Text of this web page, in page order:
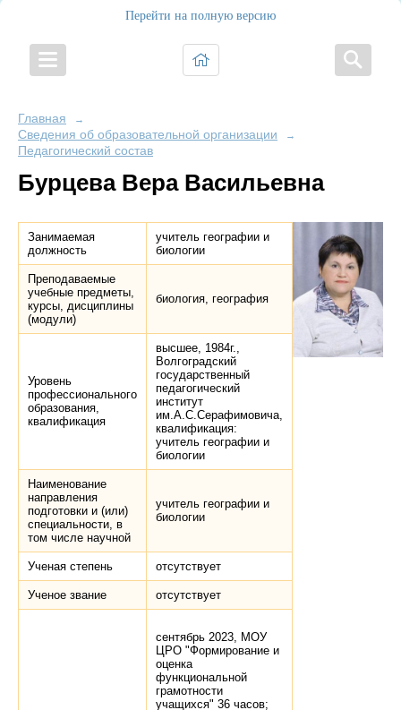
Перейти на полную версию
Главная →
Сведения об образовательной организации →
Педагогический состав
Бурцева Вера Васильевна
Занимаемая
должность
учитель географии и
биологии
Преподаваемые
учебные предметы,
курсы, дисциплины
(модули)
биология, география
Уровень
профессионального
образования,
квалификация
высшее, 1984г.,
Волгоградский
государственный
педагогический
институт
им.А.С.Серафимовича,
квалификация:
учитель географии и
биологии
Наименование
направления
подготовки и (или)
специальности, в
том числе научной
учитель географии и
биологии
Ученая степень отсутствует
Ученое звание отсутствует
сентябрь 2023, МОУ
ЦРО "Формирование и
оценка
функциональной
грамотности
учащихся" 36 часов;